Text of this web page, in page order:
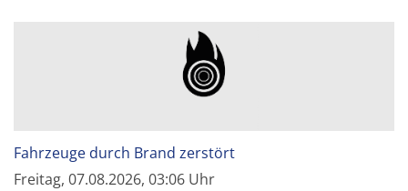
Fahrzeuge durch Brand zerstört
Freitag, 07.08.2026, 03:06 Uhr